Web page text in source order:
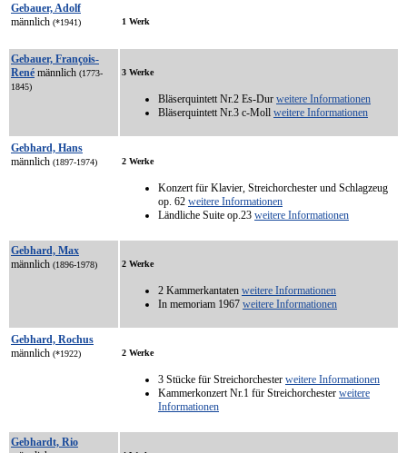
Gebauer, Adolf
männlich (*1941) 1 Werk
Gebauer, François-
René männlich (1773-
1845)
3 Werke
Bläserquintett Nr.2 Es-Dur weitere Informationen
Bläserquintett Nr.3 c-Moll weitere Informationen
Gebhard, Hans
männlich (1897-1974) 2 Werke
Konzert für Klavier, Streichorchester und Schlagzeug
op. 62 weitere Informationen
Ländliche Suite op.23 weitere Informationen
Gebhard, Max
männlich (1896-1978) 2 Werke
2 Kammerkantaten weitere Informationen
In memoriam 1967 weitere Informationen
Gebhard, Rochus
männlich (*1922) 2 Werke
3 Stücke für Streichorchester weitere Informationen
Kammerkonzert Nr.1 für Streichorchester weitere
Informationen
Gebhardt, Rio